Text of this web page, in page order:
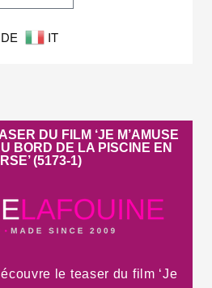
DE IT
DU FILM ‘JE M’AMUSE
BORD DE LA PISCINE EN
(5173-1)
le teaser du film ‘Je